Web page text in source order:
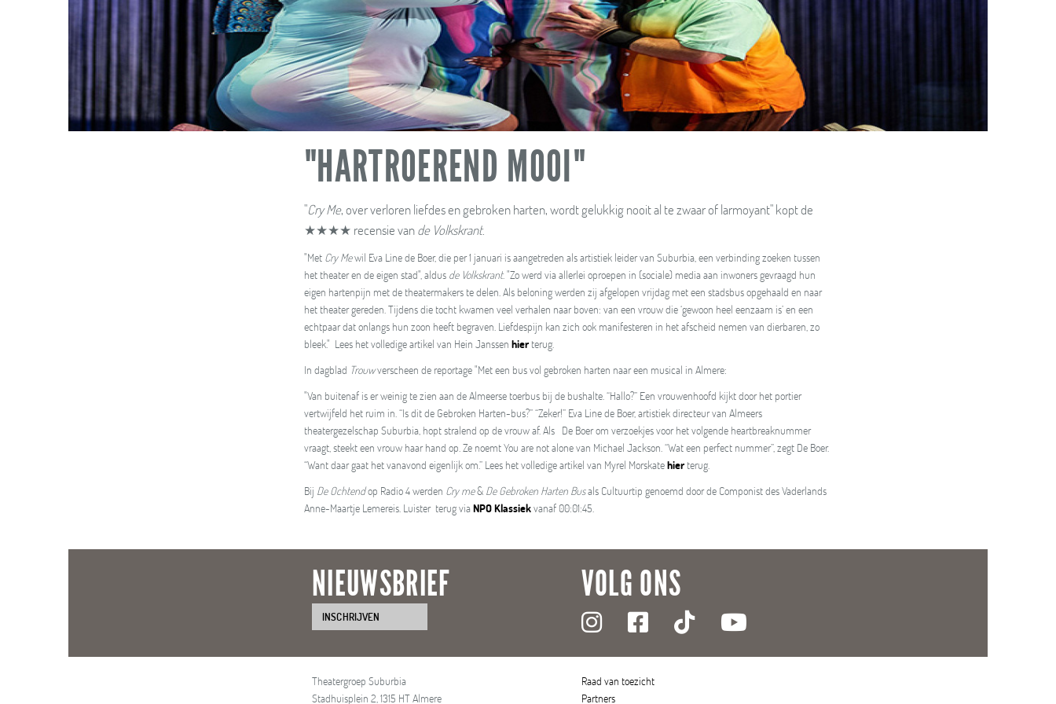
"HARTROEREND MOOI"
"Cry Me, over verloren liefdes en gebroken harten, wordt gelukkig nooit al te zwaar of larmoyant" kopt de
★★★★ recensie vande Volkskrant.
"Met Cry Mewil Eva Line de Boer, die per 1 januari is aangetreden als artistiek leider van Suburbia, een verbinding zoeken tussen
het theater en de eigen stad", aldus de Volkskrant. "Zo werd via allerlei oproepen in (sociale) media aan inwoners gevraagd hun
eigen hartenpijn met de theatermakers te delen. Als beloning werden zij afgelopen vrijdag met een stadsbus opgehaald en naar
het theater gereden. Tijdens die tocht kwamen veel verhalen naar boven: van een vrouw die ‘gewoon heel eenzaam is’ en een
echtpaar dat onlangs hun zoon heeft begraven. Liefdespijn kan zich ook manifesteren in het afscheid nemen van dierbaren, zo
bleek." Lees het volledige artikel van Hein Janssen hier terug.
In dagblad Trouwverscheen de reportage "Met een bus vol gebroken harten naar een musical in Almere:
"Van buitenaf is er weinig te zien aan de Almeerse toerbus bij de bushalte. “Hallo?” Een vrouwenhoofd kijkt door het portier
vertwijfeld het ruim in. “Is dit de Gebroken Harten-bus?” “Zeker!” Eva Line de Boer, artistiek directeur van Almeers
theatergezelschap Suburbia, hopt stralend op de vrouw af. Als De Boer om verzoekjes voor het volgende heartbreaknummer
vraagt, steekt een vrouw haar hand op. Ze noemt You are not alone van Michael Jackson. “Wat een perfect nummer”, zegt De Boer.
“Want daar gaat het vanavond eigenlijk om.” Lees het volledige artikel van Myrel Morskatehier terug.
Bij De Ochtendop Radio 4 werden Cry me& De Gebroken Harten Busals Cultuurtip genoemd door de Componist des Vaderlands
Anne-Maartje Lemereis. Luister terug viaNPO Klassiekvanaf 00:01:45.
NIEUWSBRIEF
INSCHRIJVEN
VOLG ONS
Theatergroep Suburbia
Stadhuisplein 2, 1315 HT Almere
Raad van toezicht
Partners